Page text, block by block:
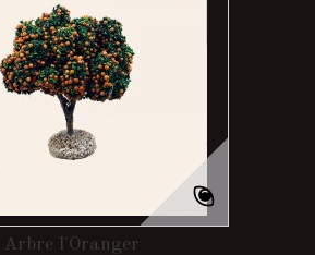
Arbre l'Oranger